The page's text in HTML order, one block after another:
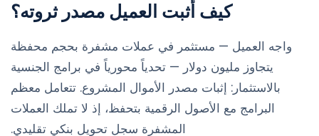
كيف أثبت العميل مصدر ثروته؟
واجه العميل — مستثمر في عملات مشفرة بحجم محفظة
يتجاوز مليون دولار — تحدياً محورياً في برامج الجنسية
بالاستثمار: إثبات مصدر الأموال المشروع. تتعامل معظم
البرامج مع الأصول الرقمية بتحفظ، إذ لا تملك العملات
المشفرة سجل تحويل بنكي تقليدي.